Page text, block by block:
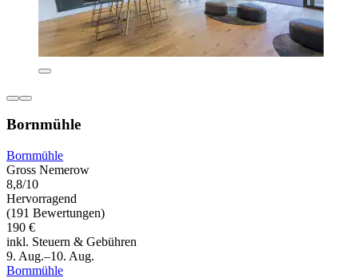
Bornmühle
Bornmühle
Gross Nemerow
8,8/10
Hervorragend
(191 Bewertungen)
190 €
inkl. Steuern & Gebühren
9. Aug.–10. Aug.
Bornmühle